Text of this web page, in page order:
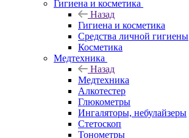
Гигиена и косметика
Назад
Гигиена и косметика
Средства личной гигиены
Косметика
Медтехника
Назад
Медтехника
Алкотестер
Глюкометры
Ингаляторы, небулайзеры
Стетоскоп
Тонометры